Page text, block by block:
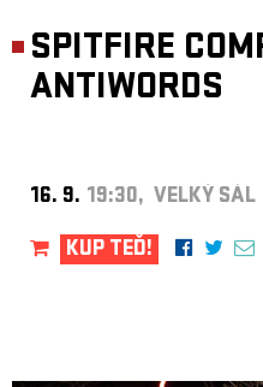
SPITFIRE
ANTIWORDS
16. 9. 19:30, VELKÝ SÁL
KUP TEĎ!